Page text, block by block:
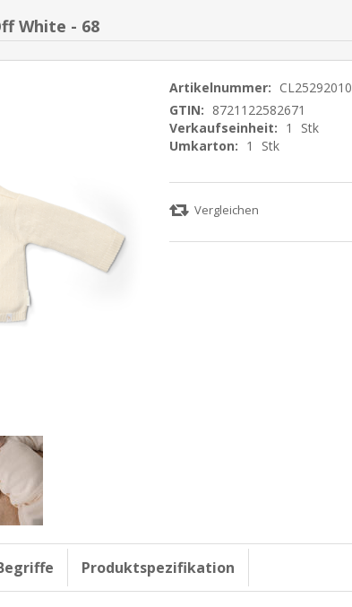
White - 68
Artikelnummer: CL25292010
GTIN: 8721122582671
Verkaufseinheit: 1
Stk
Umkarton: 1 Stk
Produktspezifikation